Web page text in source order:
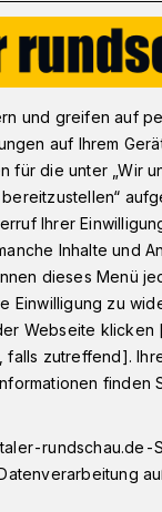
vom 20.
27.
aus
und greifen auf
auf Ihrem
die unter „Wir
Ihrer
Inhalte und
dieses Menü
Einwilligung zu
Webseite
zutreffend].
finden
rundschau.de-